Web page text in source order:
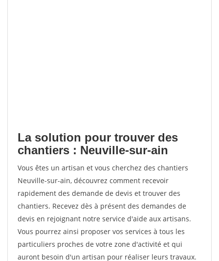
La solution pour trouver des
chantiers : Neuville-sur-ain
Vous êtes un artisan et vous cherchez des chantiers
Neuville-sur-ain, découvrez comment recevoir
rapidement des demande de devis et trouver des
chantiers. Recevez dès à présent des demandes de
devis en rejoignant notre service d'aide aux artisans.
Vous pourrez ainsi proposer vos services à tous les
particuliers proches de votre zone d'activité et qui
auront besoin d'un artisan pour réaliser leurs travaux.